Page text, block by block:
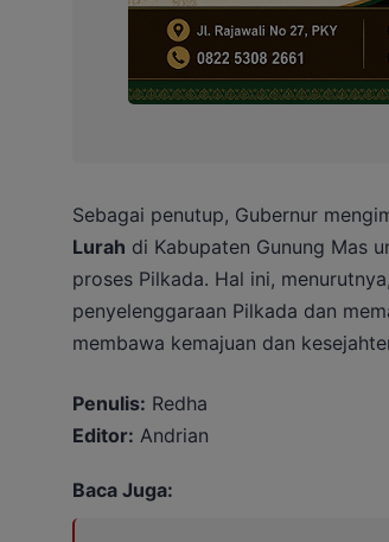
Sebagai penutup, Gubernur
Lurah di Kabupaten Gunung Mas
proses Pilkada. Hal ini,
penyelenggaraan Pilkada dan
membawa kemajuan dan
Penulis: Redha
Editor: Andrian
Baca Juga: